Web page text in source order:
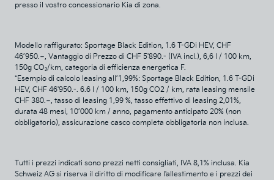
presso il vostro concessionario Kia di zona.
Modello raffigurato: Sportage Black Edition, 1.6 T-GDi HEV, CHF
46’950.−, Vantaggio di Prezzo di CHF 5'890.- (IVA incl.), 6,6 l / 100 km,
150g CO₂/km, categoria di efficienza energetica F.
*Esempio di calcolo leasing all’1,99%: Sportage Black Edition, 1.6 T-GDi
HEV, CHF 46'950.-. 6.6 l / 100 km, 150g CO2 / km, rata leasing mensile
CHF 380.−, tasso di leasing 1,99 %, tasso effettivo di leasing 2,01%,
durata 48 mesi, 10’000 km / anno, pagamento anticipato 20% (non
obbligatorio), assicurazione casco completa obbligatoria non inclusa.
Tutti i prezzi indicati sono prezzi netti consigliati, IVA 8,1% inclusa. Kia
Schweiz AG si riserva il diritto di modificare l'allestimento e i prezzi dei